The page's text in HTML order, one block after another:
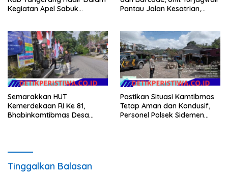
Kegiatan Apel Sabuk
Pantau Jalan Kesatrian,
Semarakkan HUT
Kemerdekaan RI Ke 81,
Bhabinkamtibmas Desa
Pastikan Situasi Kamtibmas
Tetap Aman dan Kondusif,
Personel Polsek Sidemen
Tinggalkan Balasan